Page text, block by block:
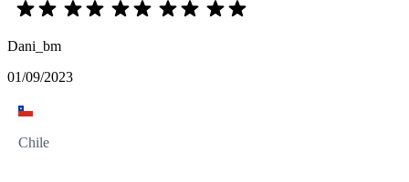
Dani_bm
01/09/2023
Chile